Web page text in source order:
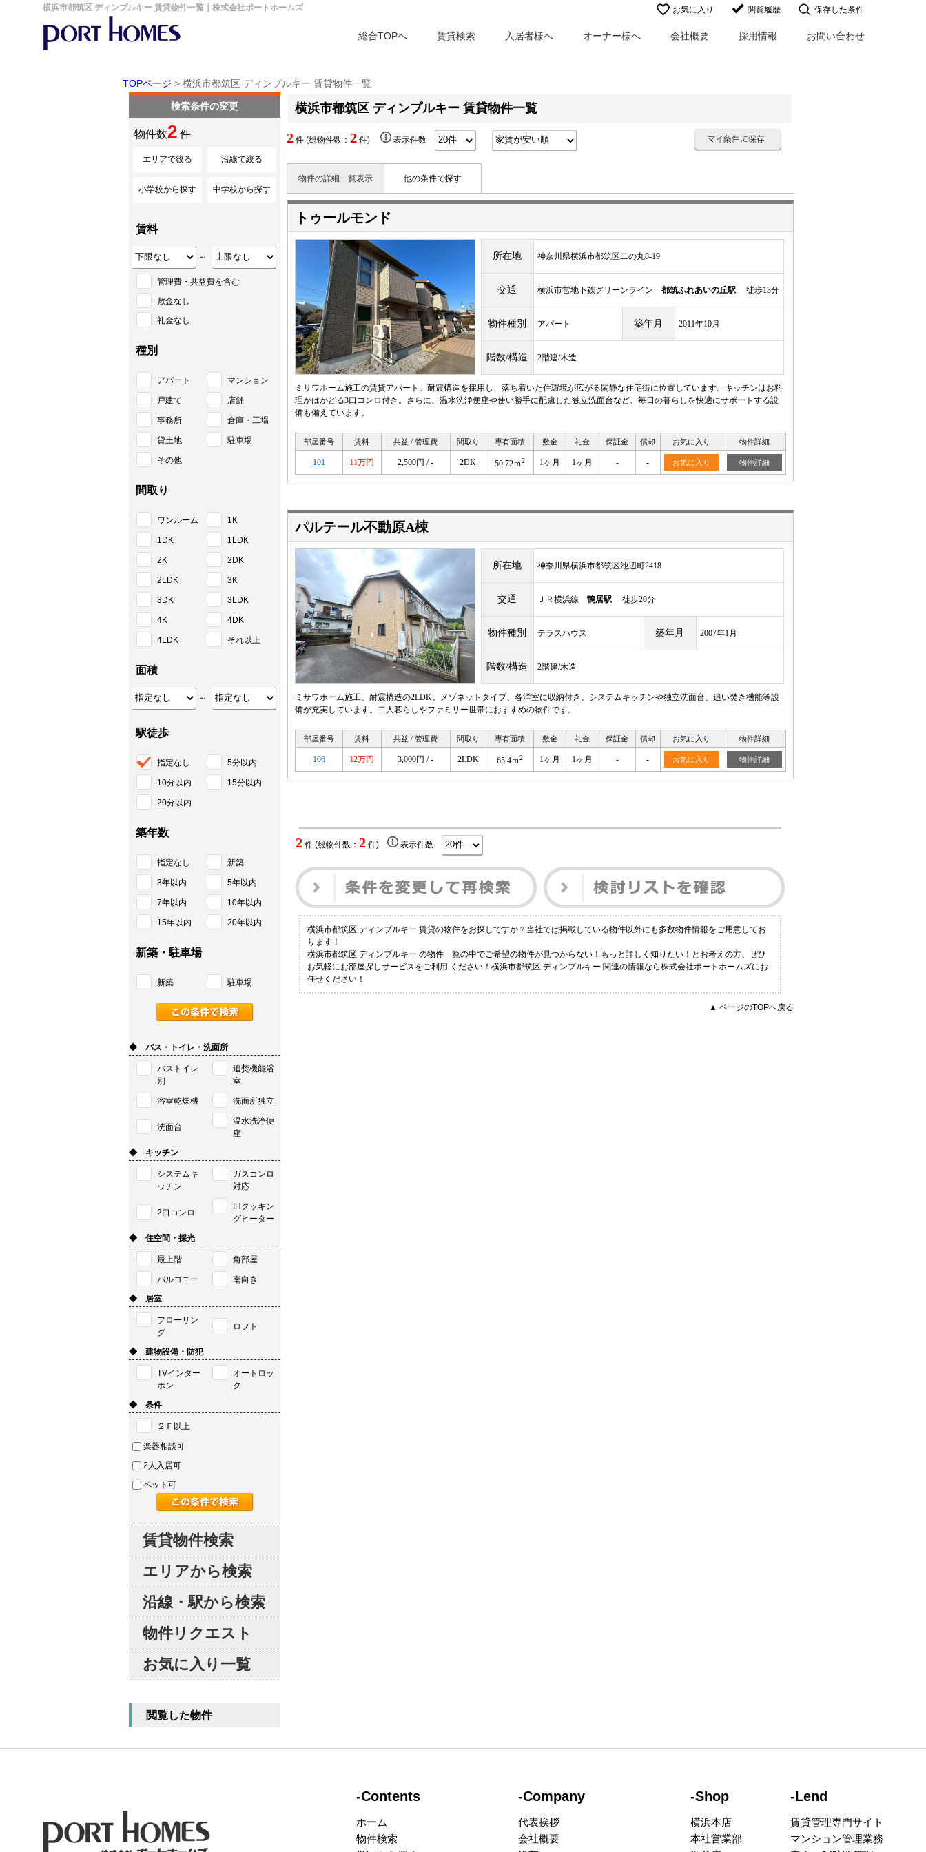
横浜市都筑区 ディンプルキー 賃貸物件一覧｜株式会社ポートホームズ お気に入り 閲覧履歴 保存した条件
総合TOPへ 賃貸検索 入居者様へ オーナー様へ 会社概要 採用情報 お問い合わせ
TOPページ > 横浜市都筑区 ディンプルキー 賃貸物件一覧
横浜市都筑区 ディンプルキー 賃貸物件一覧
2 件 (総物件数： 2 件) 表示件数
物件の詳細一覧表示 他の条件で探す
トゥールモンド
所在地 神奈川県横浜市都筑区二の丸8-19
交通 横浜市営地下鉄グリーンライン 都筑ふれあいの丘駅徒歩13分
物件種別 アパート 築年月 2011年10月
階数/構造 2階建/木造
ミサワホーム施工の賃貸アパート。耐震構造を採用し、落ち着いた住環境が広がる閑静な住宅街に位置しています。キッチンはお料
理がはかどる3口コンロ付き。さらに、温水洗浄便座や使い勝手に配慮した独立洗面台など、毎日の暮らしを快適にサポートする設
備も備えています。
部屋番号 賃料 共益 / 管理費 間取り 専有面積 敷金 礼金 保証金 償却 お気に入り 物件詳細
101 11万円 2,500円 / - 2DK 50.72ｍ2 1ヶ月 1ヶ月 - - お気に入り 物件詳細
パルテール不動原A棟
所在地 神奈川県横浜市都筑区池辺町2418
交通 ＪＲ横浜線 鴨居駅徒歩20分
物件種別 テラスハウス 築年月 2007年1月
階数/構造 2階建/木造
ミサワホーム施工、耐震構造の2LDK。メゾネットタイプ、各洋室に収納付き。システムキッチンや独立洗面台、追い焚き機能等設
備が充実しています。二人暮らしやファミリー世帯におすすめの物件です。
部屋番号 賃料 共益 / 管理費 間取り 専有面積 敷金 礼金 保証金 償却 お気に入り 物件詳細
106 12万円 3,000円 / - 2LDK 65.4ｍ2 1ヶ月 1ヶ月 - - お気に入り 物件詳細
2 件 (総物件数： 2 件) 表示件数
横浜市都筑区 ディンプルキー 賃貸の物件をお探しですか？当社では掲載している物件以外にも多数物件情報をご用意してお
ります！
横浜市都筑区 ディンプルキー の物件一覧の中でご希望の物件が見つからない！もっと詳しく知りたい！とお考えの方、ぜひ
お気軽にお部屋探しサービスをご利用 ください！横浜市都筑区 ディンプルキー 関連の情報なら株式会社ポートホームズにお
任せください！
▲ ページのTOPへ戻る
検索条件の変更
物件数2 件
エリアで絞る 沿線で絞る
小学校から探す 中学校から探す
賃料
～
管理費・共益費を含む
敷金なし
礼金なし
種別
アパート マンション
戸建て 店舗
事務所 倉庫・工場
貸土地 駐車場
その他
間取り
ワンルーム 1K
1DK 1LDK
2K 2DK
2LDK 3K
3DK 3LDK
4K 4DK
4LDK それ以上
面積
～
駅徒歩
指定なし 5分以内
10分以内 15分以内
20分以内
築年数
指定なし 新築
3年以内 5年以内
7年以内 10年以内
15年以内 20年以内
新築・駐車場
新築 駐車場
◆ バス・トイレ・洗面所
バストイレ
別
追焚機能浴
室
浴室乾燥機 洗面所独立
洗面台
温水洗浄便
座
◆ キッチン
システムキ
ッチン
ガスコンロ
対応
2口コンロ
IHクッキン
グヒーター
◆ 住空間・採光
最上階 角部屋
バルコニー
南向き
◆ 居室
フローリン
グ
ロフト
◆ 建物設備・防犯
TVインター
ホン
オートロッ
ク
◆ 条件
２Ｆ以上
楽器相談可
2人入居可
ペット可
賃貸物件検索
エリアから検索
沿線・駅から検索
物件リクエスト
お気に入り一覧
閲覧した物件
-Contents
ホーム
物件検索
-Company
代表挨拶
会社概要
-Shop
横浜本店
本社営業部
-Lend
賃貸管理専門サイト
マンション管理業務